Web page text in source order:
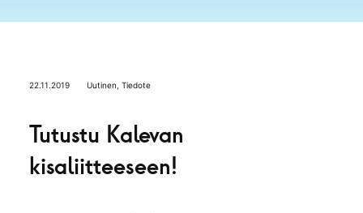
22.11.2019 Uutinen Tiedote
Tutustu Kalevan
kisaliitteeseen!